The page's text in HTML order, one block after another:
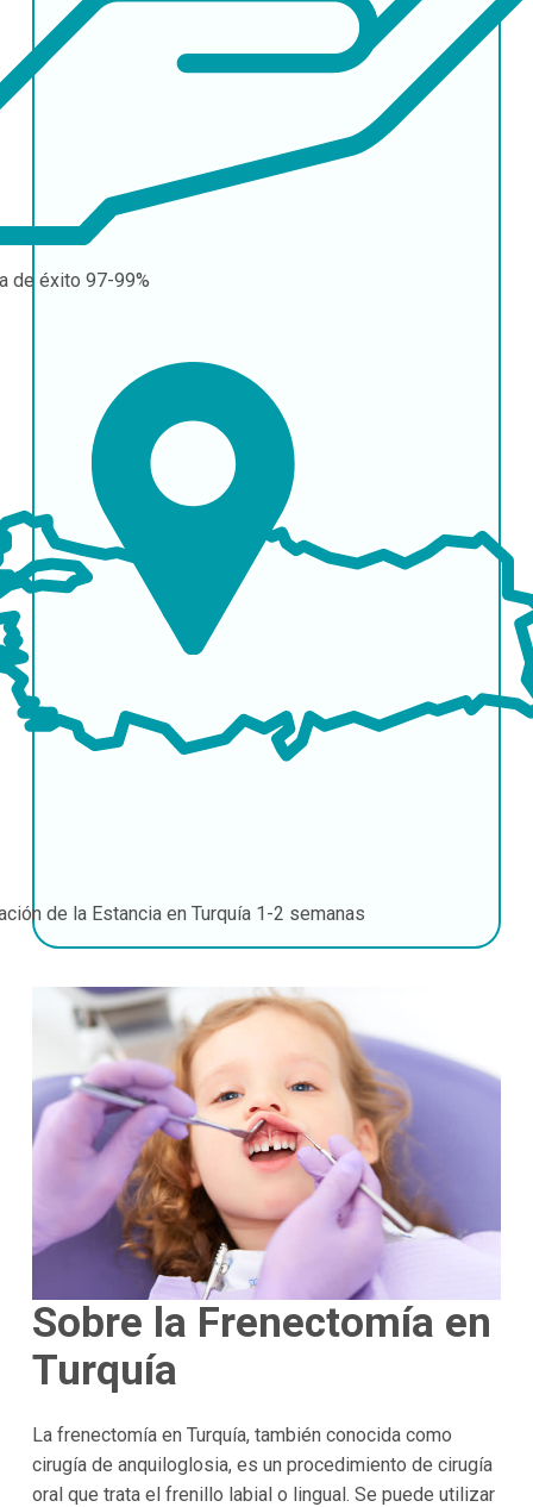
de éxito 97-99%
de la Estancia en Turquía 1-2 semanas
Sobre la Frenectomía en
Turquía
La frenectomía en Turquía, también conocida como
cirugía de anquiloglosia, es un procedimiento de cirugía
oral que trata el frenillo labial o lingual. Se puede utilizar